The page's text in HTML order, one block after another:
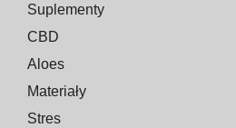
Suplementy
CBD
Aloes
Materiały
Stres